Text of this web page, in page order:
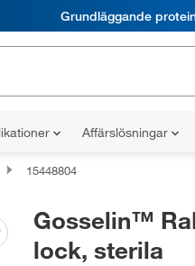
Grundläggande
Affärslösningar
15448804
Gosselin™
lock, sterila